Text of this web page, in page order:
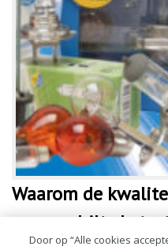
Waarom de
zo verschilt, de
Door op “Alle cookies